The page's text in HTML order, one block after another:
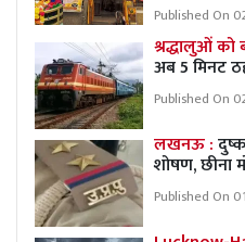
Published On
श्रद्धालुओं को
अब 5 मिनट
Published On
लखनऊ :
शोषण, छीना
Published On